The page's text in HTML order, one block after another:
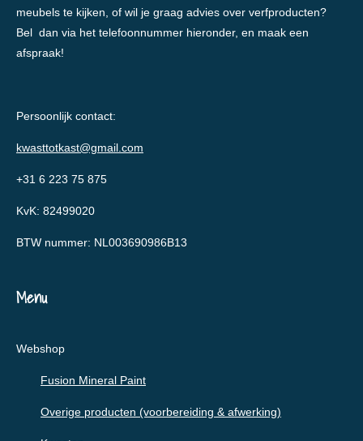
meubels te kijken, of wil je graag advies over verfproducten?
Bel dan via het telefoonnummer hieronder, en maak een
afspraak!
Persoonlijk contact:
kwasttotkast@gmail.com
+31 6 223 75 875
KvK: 82499020
BTW nummer: NL003690986B13
Menu
Webshop
Fusion Mineral Paint
Overige producten (voorbereiding & afwerking)